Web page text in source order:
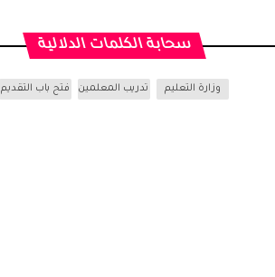
سحابة الكلمات الدلالية
وزارة التعليم تدريب المعلمين فتح باب التقديم